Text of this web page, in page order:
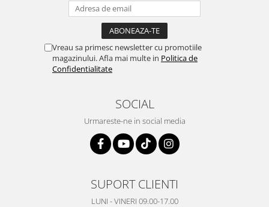
Vreau sa primesc newsletter cu promotiile
magazinului. Afla mai multe in Politica de
Confidentialitate
SOCIAL
Urmareste-ne in social media
SUPORT CLIENTI
LUNI - VINERI 09.00-17.00